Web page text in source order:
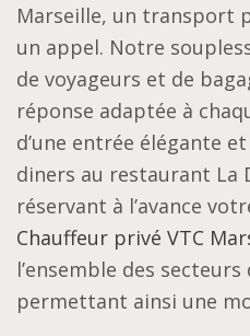
Marseille, un transport
un appel. Notre
de voyageurs et de
réponse adaptée à
d’une entrée élégante
diners au restaurant La
réservant à l’avance
Chauffeur privé VTC
l’ensemble des
permettant ainsi une